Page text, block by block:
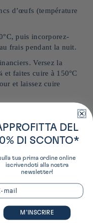
d’œufs (température
puis incorporez-
frais pendant la nuit.
Versez la
et faites cuire à 150°C
et laissez cuire
vos financiers
DEL
DI SCONTO*
tua prima ordine online
iscrivendoti alla nostra
newsletter!
M’INSCRIRE